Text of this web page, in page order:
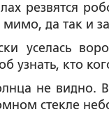
резвятся
да так и
уселась
узнать, кто
не видно.
стекле